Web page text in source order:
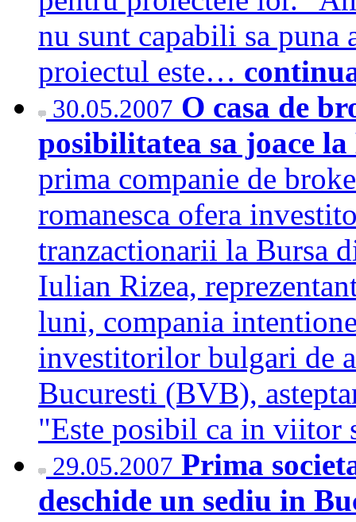
nu sunt capabili sa puna
proiectul este…
30.05.2007 O casa de
posibilitatea sa joace
prima companie de
romanesca ofera
tranzactionarii la Bursa
Iulian Rizea,
luni, compania
investitorilor bulgari de
Bucuresti (BVB),
"Este posibil ca in viitor
29.05.2007 Prima
deschide un sediu in